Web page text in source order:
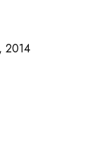
2014